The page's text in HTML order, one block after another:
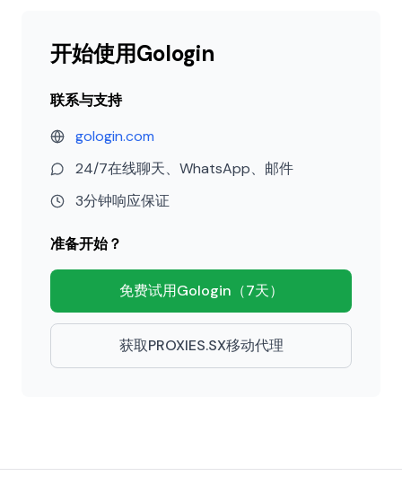
开始使用Gologin
联系与支持
gologin.com
24/7在线聊天、WhatsApp、邮件
3分钟响应保证
准备开始？
免费试用Gologin（7天）
获取PROXIES.SX移动代理